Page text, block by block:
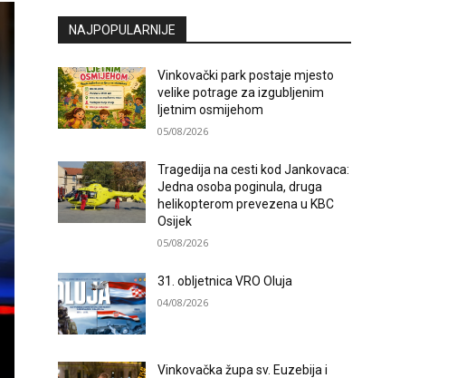
NAJPOPULARNIJE
Vinkovački park postaje mjesto
velike potrage za izgubljenim
ljetnim osmijehom
05/08/2026
Tragedija na cesti kod Jankovaca:
Jedna osoba poginula, druga
helikopterom prevezena u KBC
Osijek
05/08/2026
31. obljetnica VRO Oluja
04/08/2026
Vinkovačka župa sv. Euzebija i